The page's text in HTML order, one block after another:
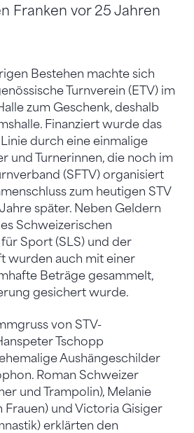
Franken vor 25 Jahren
Bestehen machte sich
Turnverein (ETV) im
zum Geschenk, deshalb
Finanziert wurde das
durch eine einmalige
und Turnerinnen, die noch im
(SFTV) organisiert
zum heutigen STV
später. Neben Geldern
Schweizerischen
für Sport (SLS) und der
wurden auch mit einer
Beträge gesammelt,
gesichert wurde.
von STV-
Tschopp
Aushängeschilder
Roman Schweizer
und Trampolin), Melanie
Frauen) und Victoria Gisiger
erklärten den